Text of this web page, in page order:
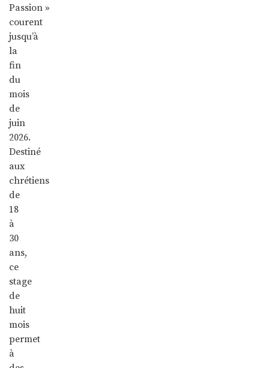
Passion »
courent
jusqu’à
la
fin
du
mois
de
juin
2026.
Destiné
aux
chrétiens
de
18
à
30
ans,
ce
stage
de
huit
mois
permet
à